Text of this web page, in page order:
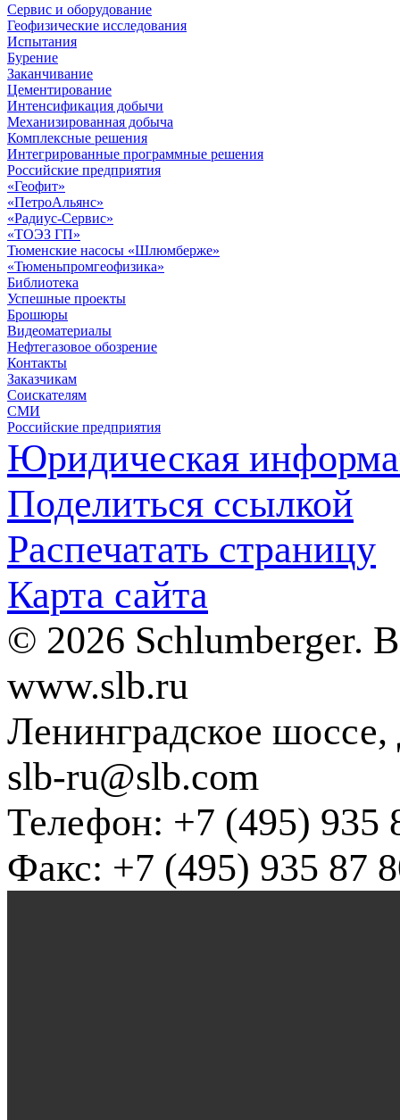
Сервис и оборудование
Геофизические исследования
Испытания
Бурение
Заканчивание
Цементирование
Интенсификация добычи
Механизированная добыча
Комплексные решения
Интегрированные программные решения
Российские предприятия
«Геофит»
«ПетроАльянс»
«Радиус-Сервис»
«ТОЭЗ ГП»
Тюменские насосы «Шлюмберже»
«Тюменьпромгеофизика»
Библиотека
Успешные проекты
Брошюры
Видеоматериалы
Нефтегазовое обозрение
Контакты
Заказчикам
Соискателям
СМИ
Российские предприятия
Юридическая
Поделиться ссылкой
Распечатать страницу
Карта сайта
© 2026 Schlumberger.
www.slb.ru
Ленинградское
slb-ru@slb.com
Телефон: +7 (495) 935
Факс: +7 (495) 935 87